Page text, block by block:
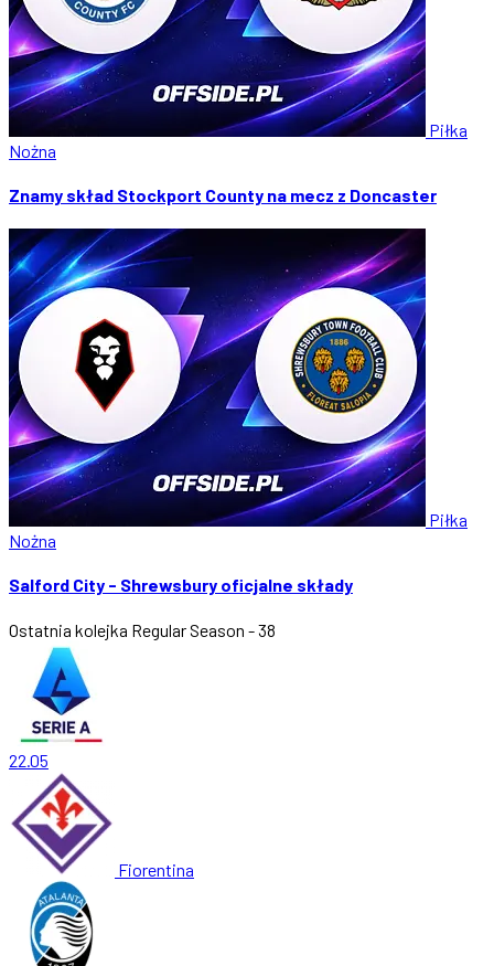
Piłka
Nożna
Znamy skład Stockport County na mecz z Doncaster
Piłka
Nożna
Salford City - Shrewsbury oficjalne składy
Ostatnia kolejka Regular Season - 38
22.05
Fiorentina